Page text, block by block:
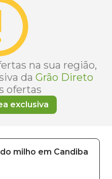
na sua região,
da Grão Direto
ofertas
exclusiva
do milho em Candiba